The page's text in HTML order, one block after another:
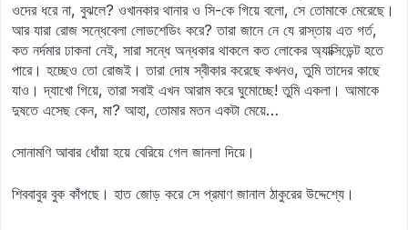
ওদের ধরে না, বুঝলে? ওখানকার থানার ও সি-কে গিয়ে বলো, সে তোমাকে মেরেছে।
আর যারা রোজ সন্ধেবেলা লোডশেডিং করে? তারা জানে নে যে রাস্তায় এত গর্ত,
কত নর্দমার ঢাকনা নেই, সারা সন্ধে অন্ধকার থাকলে কত লোকের অ্যাক্সিডেন্ট হতে
পারে। হচ্ছেও তো রোজই। তারা দোষ স্বীকার করেছে কখনও, তুমি তাদের কাছে
যাও। দ্যাখো গিয়ে, তারা সবাই এখন আরাম করে ঘুমোচ্ছে! তুমি একলা। আমাকে
দুষতে এসেছ কেন, মা? আহা, তোমার মতন একটা মেয়ে…
সোনামণি আবার ধোঁয়া হয়ে বেরিয়ে গেল জানলা দিয়ে।
শিববাবুর বুক কাঁপছে। হাত জোড় করে সে প্রমাণ জানাল ঠাকুরের উদ্দেশ্যে।